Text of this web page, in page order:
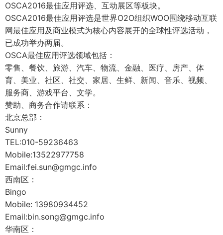
OSCA2016最佳应用评选、互动展区等板块。
OSCA2016最佳应用评选是世界O2O组织WOO围绕移动互联
网最佳应用及商业模式为核心内容展开的全球性评选活动，
已成功举办两届。
OSCA最佳应用评选领域包括：
零售、餐饮、旅游、汽车、物流、金融、医疗、房产、体
育、美业、社区、社交、家居、生鲜、新闻、音乐、视频、
服务商、游戏平台、文学。
赞助、商务合作请联系：
北京总部：
Sunny
TEL:010-59236463
Mobile:13522977758
Email:fei.sun@gmgc.info
西南区：
Bingo
Mobile: 13980934452
Email:bin.song@gmgc.info
华南区：